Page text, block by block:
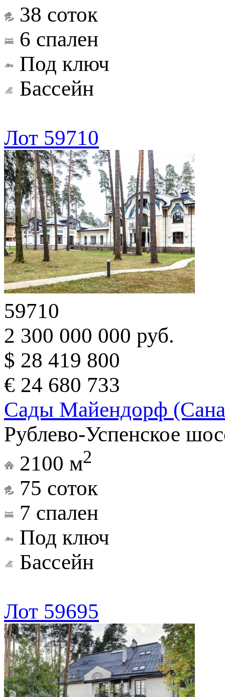
38 соток
6 спален
Под ключ
Бассейн
Лот 59710
59710
2 300 000 000 руб.
$ 28 419 800
€ 24 680 733
Сады Майендорф
Рублево-Успенское
2100 м2
75 соток
7 спален
Под ключ
Бассейн
Лот 59695